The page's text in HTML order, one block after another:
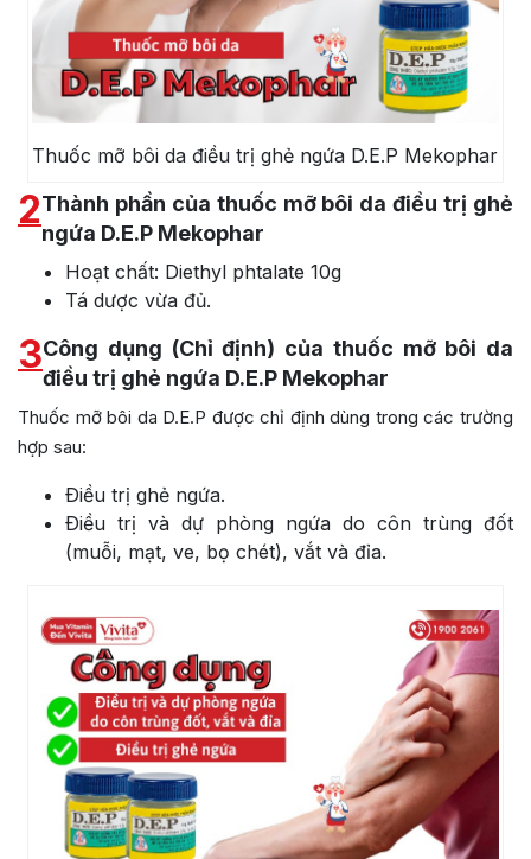
Thuốc mỡ bôi da điều trị ghẻ ngứa D.E.P Mekophar
2Thành phần của thuốc mỡ bôi da điều trị ghẻ
ngứa D.E.P Mekophar
Hoạt chất: Diethyl phtalate 10g
Tá dược vừa đủ.
3Công dụng (Chỉ định) của thuốc mỡ bôi da
điều trị ghẻ ngứa D.E.P Mekophar
Thuốc mỡ bôi da D.E.P được chỉ định dùng trong các trường
hợp sau:
Ðiều trị ghẻ ngứa.
Ðiều trị và dự phòng ngứa do côn trùng đốt
(muỗi, mạt, ve, bọ chét), vắt và đỉa.